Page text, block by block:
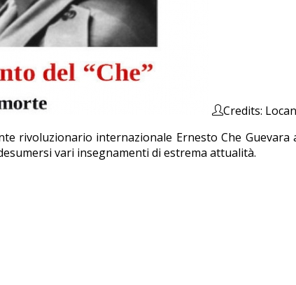
Credits:
rivoluzionario internazionale Ernesto Che Guevara
vari insegnamenti di estrema attualità.